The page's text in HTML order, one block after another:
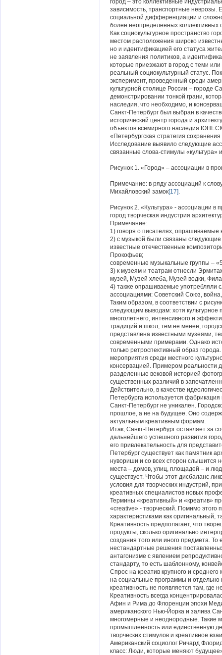
город – это коллективные
зависимость, транспортные неврозы.
социальной дифференциации и
более неопределенных коллективных
Как социокультурное пространство
местом расположения широко
но и идентификацией его статуса
не заявления политиков, а
которые приезжают в город с теми
реальный социокультурный статус.
эксперимент, проведенный среди
культурной столице России – городе
демонстрировании тонкой грани,
наследия, что необходимо, и
Санкт-Петербург был выбран в
исторический центр города и
объектов всемирного наследия
«Петербургская стратегия
Исследование выявило следующие
связанные слова-стимулы «культура»
Рисунок 1. «Город» – ассоциации в
Примечание: в ряду ассоциаций к
Михайловский замок[17].
Рисунок 2. «Культура» - ассоциации
город творческая индустрия
Примечание:
1) говоря о писателях, опрашиваемые
2) с музыкой были связаны следующие
известные отечественные
Прокофьев;
современные музыкальные группы –
3) к музеям и театрам отнесли
музей, Музей хлеба, Музей водки,
4) также опрашиваемые употребляли
ассоциациями: Советский Союз,
Таким образом, в соответствии с
следующим выводам: хотя культурное
многолетнего, интенсивного и
традиций и школ, тем не менее,
представлена известными музеями,
современными примерами. Однако
только ретроспективный образ
мероприятия среди местного
консервацией. Примером реальности
разделенные вековой историей
существенных различий в
Действительно, в качестве
Петербурга используется
Санкт-Петербург не уникален.
прошлое, а не на будущее. Оно
актуальным креативным формам.
Итак, Санкт-Петербург оставляет за
дальнейшего успешного развития
его привлекательность для
Петербург существует как памятник
нувориши и со всех сторон слышится
места – домов, улиц, площадей – и
существует. Чтобы этот дисбаланс
условия для творческих индустрий,
креативных специалистов новых
Термины «креативный» и «креатив»
«creative» - творческий. Помимо этого
характеристиками как
Креативность предполагает, что
продукты, сколько оригинально
создания того или иного предмета. То
нестандартные решения
антагонизме с явлением
стандарту, то есть шаблонному,
Спрос на креатив крупного и
на социальные программы и отдельно
креативность не появляется там, где
Креативность всегда
Афин и Рима до Флоренции эпохи
американского Нью-Йорка и залива
многомерные и неоднородные. Такие
промышленность или единственную
творческих стимулов и креативное
Американский социолог Ричард
класс: Люди, которые меняют